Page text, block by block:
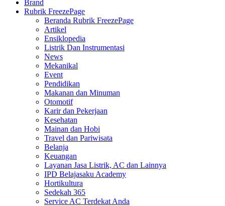
Brand
Rubrik FreezePage
Beranda Rubrik FreezePage
Artikel
Ensiklopedia
Listrik Dan Instrumentasi
News
Mekanikal
Event
Pendidikan
Makanan dan Minuman
Otomotif
Karir dan Pekerjaan
Kesehatan
Mainan dan Hobi
Travel dan Pariwisata
Belanja
Keuangan
Layanan Jasa Listrik, AC dan Lainnya
IPD Belajasaku Academy
Hortikultura
Sedekah 365
Service AC Terdekat Anda